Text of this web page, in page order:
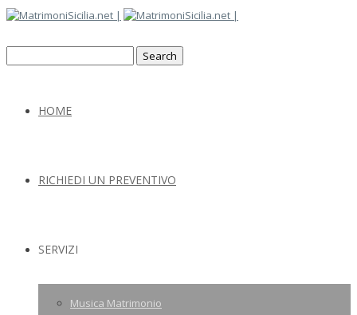
HOME
RICHIEDI UN PREVENTIVO
SERVIZI
Musica Matrimonio